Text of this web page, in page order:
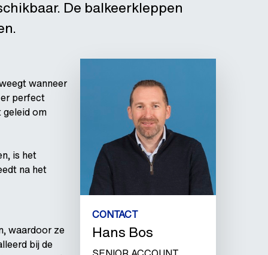
De balkeerkleppen
wanneer
perfect
om
is het
na het
waardoor ze
bij de
CONTACT
Hans Bos